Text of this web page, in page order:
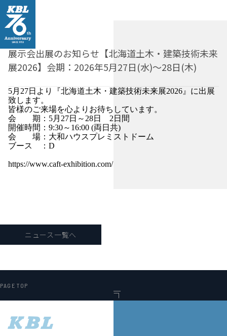
展示会出展のお知らせ【北海道土木・建築技術未来
展2026】会期：2026年5月27日(水)～28日(木)
5月27日より『北海道土木・建築技術未来展2026』に出展
致します。
皆様のご来場を心よりお待ちしています。
会 期：5月27日～28日 2日間
開催時間：9:30～16:00 (両日共)
会 場：大和ハウスプレミストドーム
ブース ：D
https://www.caft-exhibition.com/
ニュース一覧へ
PAGE TOP